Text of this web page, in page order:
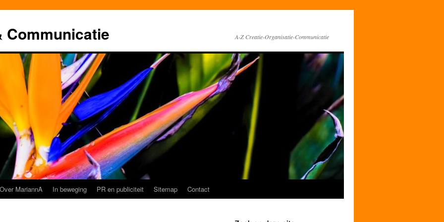
Communicatie A-Z Creatie-Organisatie-Communicatie
Over MariannA In beweging PR en publiciteit Sitemap Contact